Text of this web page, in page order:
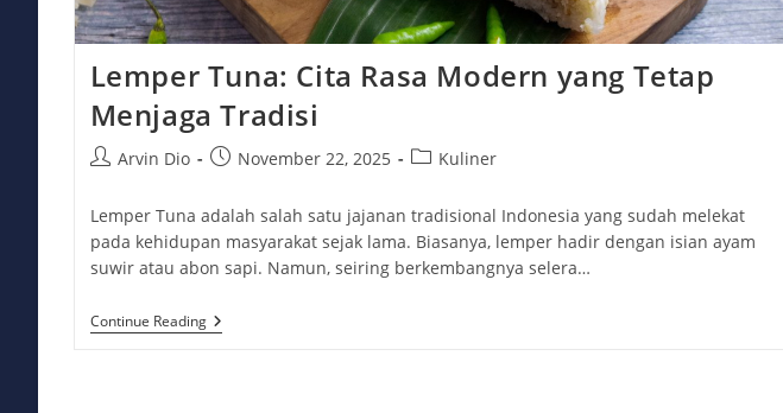
Lemper Tuna: Cita Rasa Modern yang Tetap
Menjaga Tradisi
PostArvin Dio
PostNovember 22, 2025
PostKuliner
Lemper Tuna adalah salah satu jajanan tradisional Indonesia yang sudah melekat
pada kehidupan masyarakat sejak lama. Biasanya, lemper hadir dengan isian ayam
suwir atau abon sapi. Namun, seiring berkembangnya selera…
Continue ReadingLemper
Tuna: